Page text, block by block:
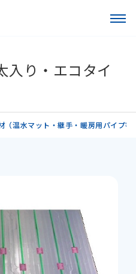
入り・エコタイ
（温水マット・継手・暖房用パイプ等